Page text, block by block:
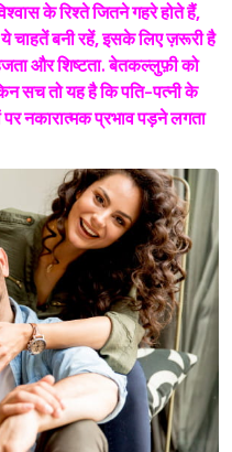
के रिश्ते जितने गहरे होते हैं,
चाहतें बनी रहें, इसके लिए ज़रूरी है
और शिष्टता. बेतकल्लुफ़ी को
सच तो यह है कि पति-पत्नी के
पर नकारात्मक प्रभाव पड़ने लगता